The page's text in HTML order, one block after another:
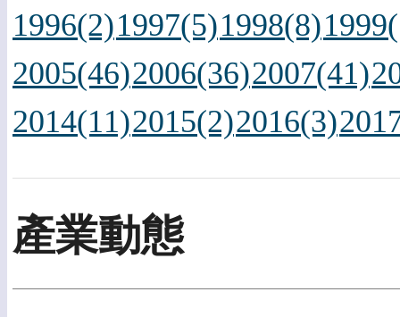
1996(2)1997(5)1998(8)
2005(46)2006(36)2007(41)
2014(11)2015(2)2016(3)
產業動態